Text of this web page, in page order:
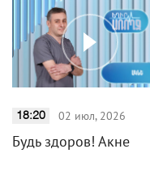
18:20 02 июл, 2026
Будь здоров! Акне